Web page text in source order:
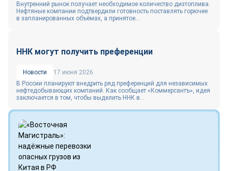
Внутренний рынок получает необходимое количество дизтоплива.
Нефтяные компании подтвердили готовность поставлять горючее
в запланированных объёмах, а принятое...
ННК могут получить преференции
Новости
17 июня 2026
В России планируют внедрить ряд преференций для независимых
нефтедобывающих компаний. Как сообщает «Коммерсантъ», идея
заключается в том, чтобы выделить ННК в...